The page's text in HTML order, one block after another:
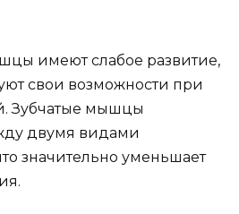
имеют слабое развитие,
свои возможности при
Зубчатые мышцы
двумя видами
значительно уменьшает